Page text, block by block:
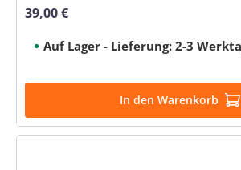
Regulärer Preis:
39,00 €
Auf Lager - Lieferung: 2-3
In den Warenkorb